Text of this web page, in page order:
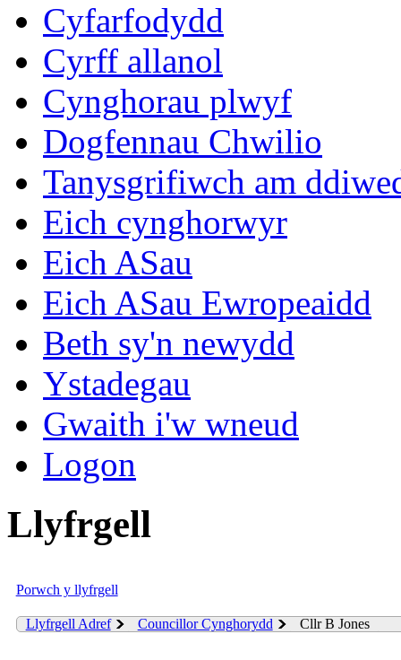
Cyfarfodydd
Cyrff allanol
Cynghorau plwyf
Dogfennau Chwilio
Tanysgrifiwch am
Eich cynghorwyr
Eich ASau
Eich ASau Ewropeaidd
Beth sy'n newydd
Ystadegau
Gwaith i'w wneud
Logon
Llyfrgell
Porwch y llyfrgell
Llyfrgell Adref Councillor Cynghorydd Cllr B Jones